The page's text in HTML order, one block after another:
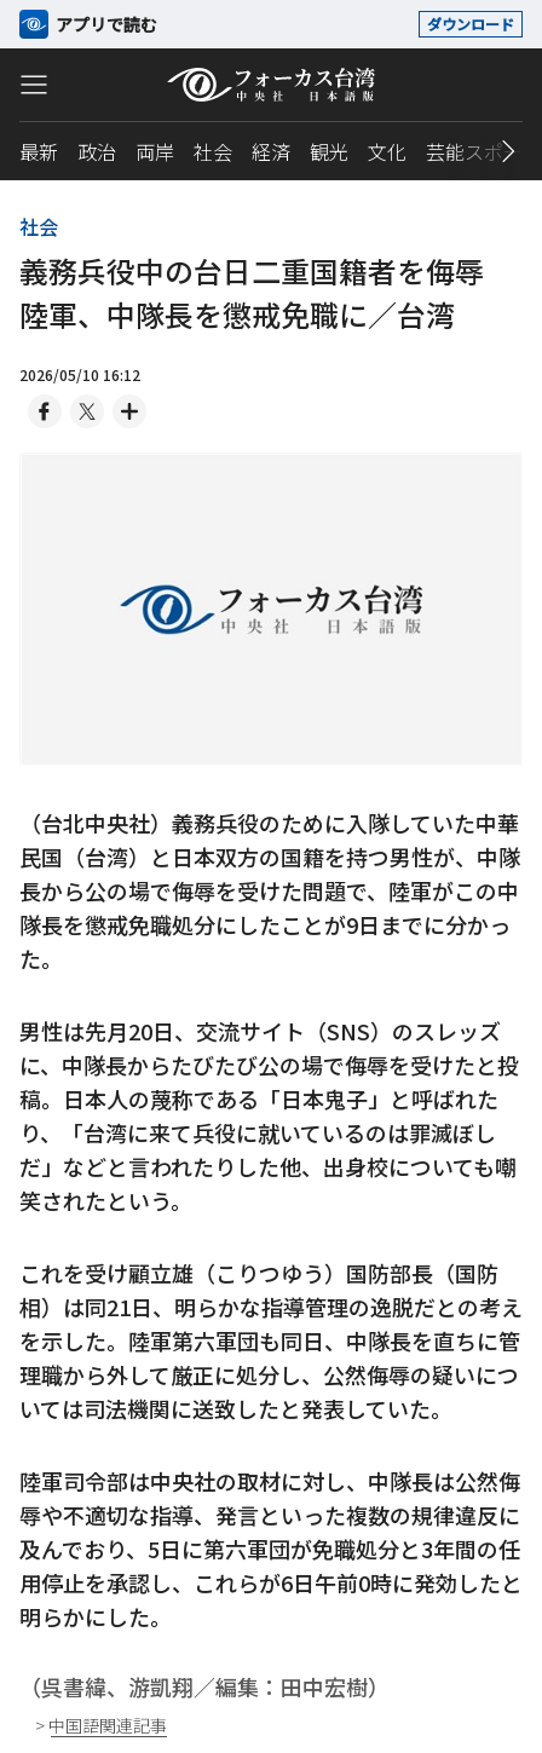
アプリで読む ダウンロード
最新 政治 両岸 社会 経済 観光 文化 芸能スポーツ
社会
義務兵役中の台日二重国籍者を侮辱
陸軍、中隊長を懲戒免職に／台湾
2026/05/10 16:12
（台北中央社）義務兵役のために入隊していた中華
民国（台湾）と日本双方の国籍を持つ男性が、中隊
長から公の場で侮辱を受けた問題で、陸軍がこの中
隊長を懲戒免職処分にしたことが9日までに分かっ
た。
男性は先月20日、交流サイト（SNS）のスレッズ
に、中隊長からたびたび公の場で侮辱を受けたと投
稿。日本人の蔑称である「日本鬼子」と呼ばれた
り、「台湾に来て兵役に就いているのは罪滅ぼし
だ」などと言われたりした他、出身校についても嘲
笑されたという。
これを受け顧立雄（こりつゆう）国防部長（国防
相）は同21日、明らかな指導管理の逸脱だとの考え
を示した。陸軍第六軍団も同日、中隊長を直ちに管
理職から外して厳正に処分し、公然侮辱の疑いにつ
いては司法機関に送致したと発表していた。
陸軍司令部は中央社の取材に対し、中隊長は公然侮
辱や不適切な指導、発言といった複数の規律違反に
及んでおり、5日に第六軍団が免職処分と3年間の任
用停止を承認し、これらが6日午前0時に発効したと
明らかにした。
（呉書緯、游凱翔／編集：田中宏樹）
> 中国語関連記事